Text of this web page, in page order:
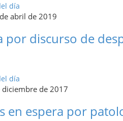
día
abril de 2019
por discurso de
día
diciembre de 2017
en espera por